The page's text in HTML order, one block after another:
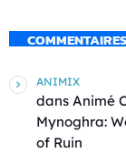
ANIMIX
dans Animé
Mynoghra:
of Ruin